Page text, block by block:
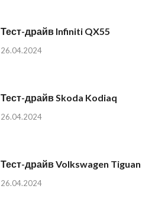
Тест-драйв Infiniti QX55
26.04.2024
Тест-драйв Skoda Kodiaq
26.04.2024
Тест-драйв Volkswagen Tiguan
26.04.2024